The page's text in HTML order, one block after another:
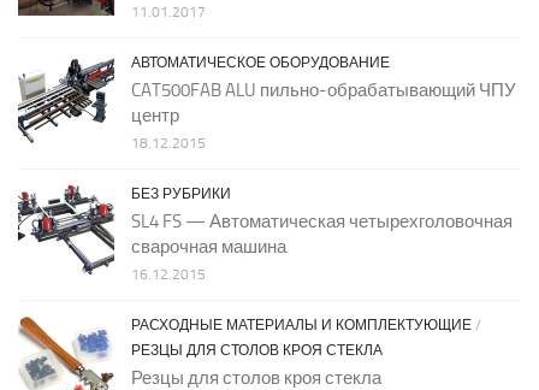
11.01.2017
АВТОМАТИЧЕСКОЕ ОБОРУДОВАНИЕ
CAT500FAB ALU пильно-обрабатывающий ЧПУ
центр
18.12.2015
БЕЗ РУБРИКИ
SL4 FS — Автоматическая четырехголовочная
сварочная машина
16.12.2015
РАСХОДНЫЕ МАТЕРИАЛЫ И КОМПЛЕКТУЮЩИЕ /
РЕЗЦЫ ДЛЯ СТОЛОВ КРОЯ СТЕКЛА
Резцы для столов кроя стекла